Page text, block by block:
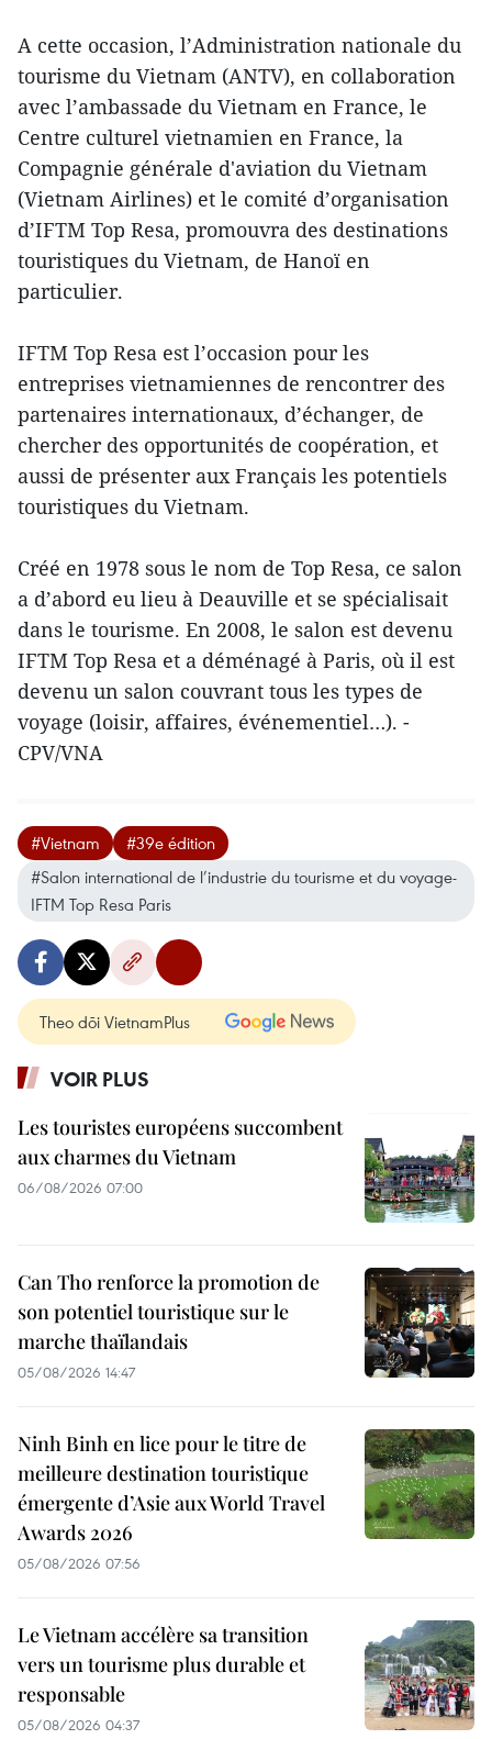
A cette occasion, l’Administration nationale du
tourisme du Vietnam (ANTV), en collaboration
avec l’ambassade du Vietnam en France, le
Centre culturel vietnamien en France, la
Compagnie générale d'aviation du Vietnam
(Vietnam Airlines) et le comité d’organisation
d’IFTM Top Resa, promouvra des destinations
touristiques du Vietnam, de Hanoï en
particulier.
IFTM Top Resa est l’occasion pour les
entreprises vietnamiennes de rencontrer des
partenaires internationaux, d’échanger, de
chercher des opportunités de coopération, et
aussi de présenter aux Français les potentiels
touristiques du Vietnam.
Créé en 1978 sous le nom de Top Resa, ce salon
a d’abord eu lieu à Deauville et se spécialisait
dans le tourisme. En 2008, le salon est devenu
IFTM Top Resa et a déménagé à Paris, où il est
devenu un salon couvrant tous les types de
voyage (loisir, affaires, événementiel…). -
CPV/VNA
#Vietnam
#39e édition
#Salon international de l’industrie du tourisme et du voyage-
IFTM Top Resa Paris
Theo dõi VietnamPlus
VOIR PLUS
Les touristes européens succombent
aux charmes du Vietnam
06/08/2026 07:00
Can Tho renforce la promotion de
son potentiel touristique sur le
marche thaïlandais
05/08/2026 14:47
Ninh Binh en lice pour le titre de
meilleure destination touristique
émergente d’Asie aux World Travel
Awards 2026
05/08/2026 07:56
Le Vietnam accélère sa transition
vers un tourisme plus durable et
responsable
05/08/2026 04:37